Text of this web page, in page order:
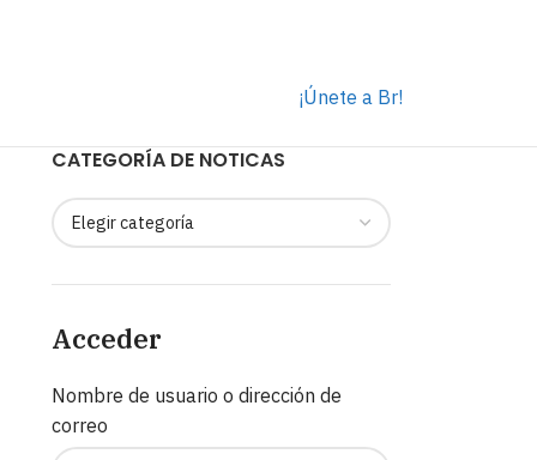
¡Únete a Br!
CATEGORÍA DE NOTICAS
Acceder
Nombre de usuario o dirección de
correo